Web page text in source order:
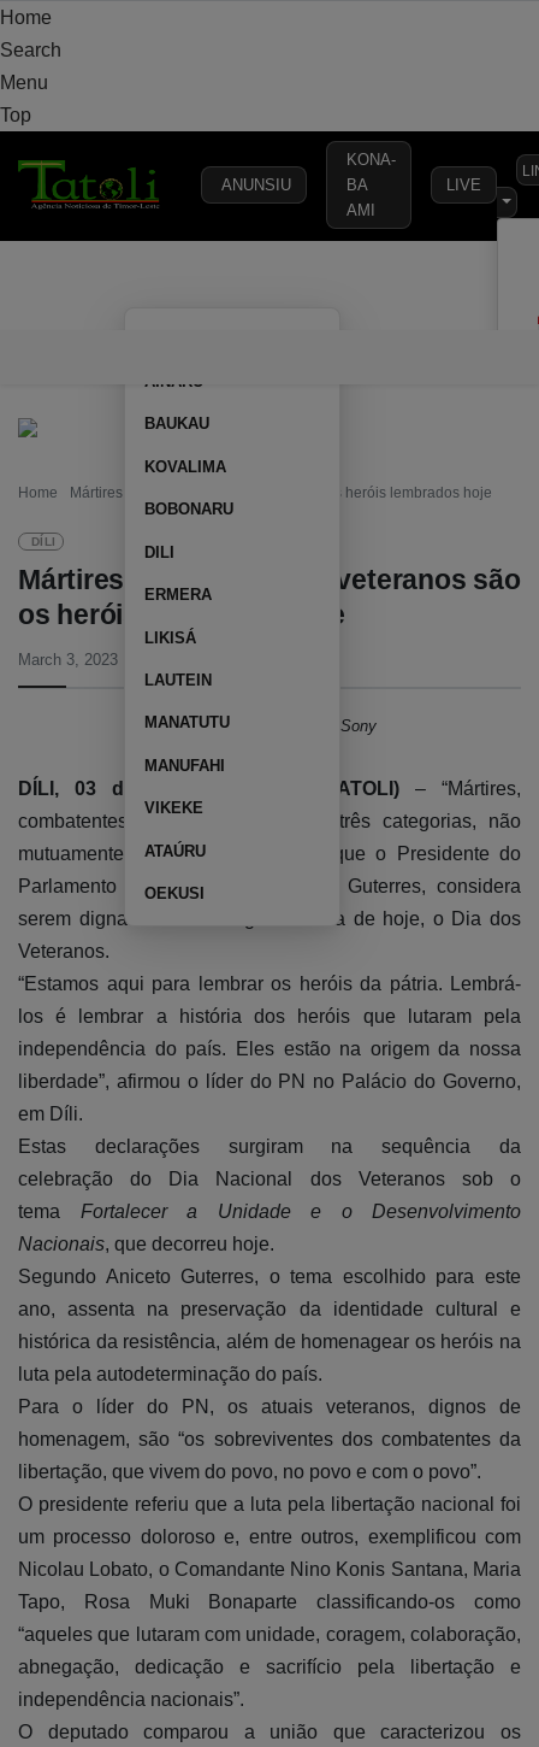
Home
Search
Menu
Top
ANUNSIU
KONA-
BA
AMI
LIVE
AINARU
BAUKAU
KOVALIMA
BOBONARU
DILI
ERMERA
LIKISÁ
LAUTEIN
MANATUTU
MANUFAHI
VIKEKE
ATAÚRU
OEKUSI
Home Mártires, combatentes e veteranos são os heróis lembrados hoje
DÍLI
Mártires, combatentes e veteranos são
os heróis lembrados hoje
March 3, 2023
Imagem Tatoli/Francisco Sony
DÍLI, 03 de março de 2023 (TATOLI) – “Mártires,
combatentes e veteranos” são as três categorias, não
mutuamente exclusivas, de heróis que o Presidente do
Parlamento Nacional (PN), Aniceto Guterres, considera
serem dignas de homenagem no dia de hoje, o Dia dos
Veteranos.
“Estamos aqui para lembrar os heróis da pátria. Lembrá-
los é lembrar a história dos heróis que lutaram pela
independência do país. Eles estão na origem da nossa
liberdade”, afirmou o líder do PN no Palácio do Governo,
em Díli.
Estas declarações surgiram na sequência da
celebração do Dia Nacional dos Veteranos sob o
tema Fortalecer a Unidade e o Desenvolvimento
Nacionais, que decorreu hoje.
Segundo Aniceto Guterres, o tema escolhido para este
ano, assenta na preservação da identidade cultural e
histórica da resistência, além de homenagear os heróis na
luta pela autodeterminação do país.
Para o líder do PN, os atuais veteranos, dignos de
homenagem, são “os sobreviventes dos combatentes da
libertação, que vivem do povo, no povo e com o povo”.
O presidente referiu que a luta pela libertação nacional foi
um processo doloroso e, entre outros, exemplificou com
Nicolau Lobato, o Comandante Nino Konis Santana, Maria
Tapo, Rosa Muki Bonaparte classificando-os como
“aqueles que lutaram com unidade, coragem, colaboração,
abnegação, dedicação e sacrifício pela libertação e
independência nacionais”.
O deputado comparou a união que caracterizou os